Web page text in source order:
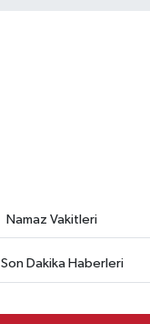
Namaz Vakitleri
Son Dakika Haberleri